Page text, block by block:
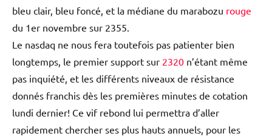
bleu clair, bleu foncé , et la médiane du marabozu rouge
du 1er novembre sur 2355
Le nasdaq ne nous fera toutefois pas patienter bien
longtemps, le premier support sur 2320 n’étant même
pas inquiété, et les différents niveaux de résistance
donnés franchis dès les premières minutes de cotation
lundi dernier! Ce vif rebond lui permettra d’aller
rapidement chercher ses plus hauts annuels, pour les